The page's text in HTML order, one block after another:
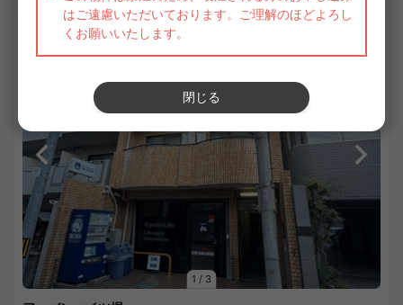
1 / 3
APARTMENT